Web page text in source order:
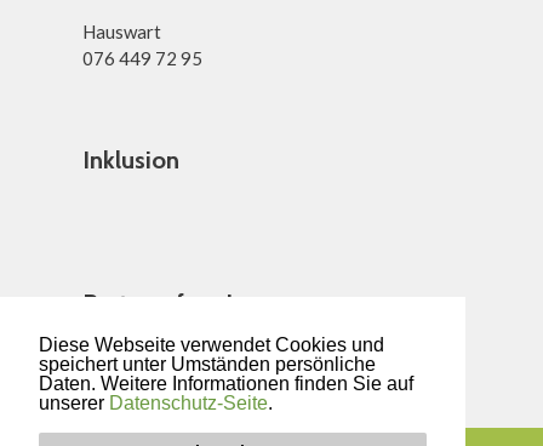
Diese Webseite verwendet Cookies und
speichert unter Umständen persönliche
Daten. Weitere Informationen finden Sie auf
unserer Datenschutz-Seite.
Hauswart
076 449 72 95
Inklusion
Partnerpfarrei